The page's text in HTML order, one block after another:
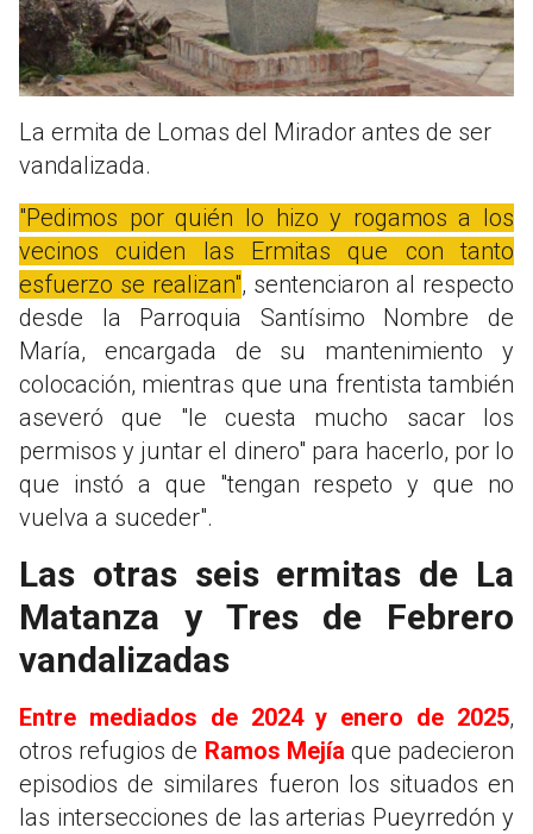
La ermita de Lomas del Mirador antes de ser
vandalizada.
"Pedimos por quién lo hizo y rogamos a los
vecinos cuiden las Ermitas que con tanto
esfuerzo se realizan", sentenciaron al respecto
desde la Parroquia Santísimo Nombre de
María, encargada de su mantenimiento y
colocación, mientras que una frentista también
aseveró que "le cuesta mucho sacar los
permisos y juntar el dinero" para hacerlo, por lo
que instó a que "tengan respeto y que no
vuelva a suceder".
Las otras seis ermitas de La
Matanza y Tres de Febrero
vandalizadas
Entre mediados de 2024 y enero de 2025,
otros refugios de Ramos Mejía que padecieron
episodios de similares fueron los situados en
las intersecciones de las arterias Pueyrredón y